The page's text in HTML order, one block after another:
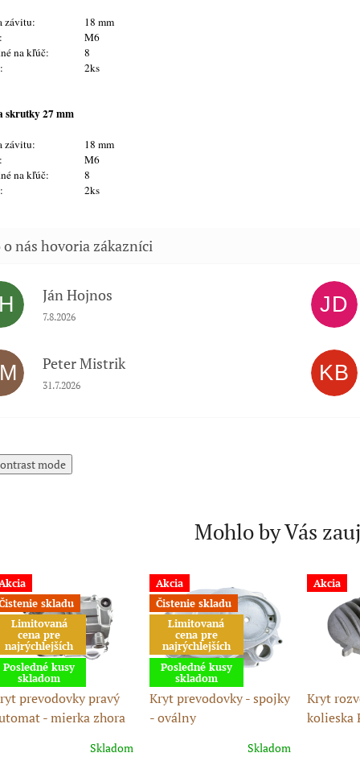
závitu:
18 mm
M6
na kľúč:
8
2ks
skrutky 27 mm
závitu:
18 mm
M6
na kľúč:
8
2ks
Ján Hojnos
Hodnotenie obchodu je 5 z 5 hviezdičiek.
7.8.2026
JD
Peter Mistrik
Hodnotenie obchodu je 5 z 5 hviezdičiek.
31.7.2026
KB
mode
Mohlo by Vás
skladu
Limitovaná
cena pre
najrýchlejších
Posledné kusy
skladom
prevodovky pravý
- mierka zhora
Skladom
Akcia
Čistenie skladu
Limitovaná
cena pre
najrýchlejších
Posledné kusy
skladom
Kryt prevodovky - spojky
- oválny
Skladom
Akcia
Kryt
kolieska